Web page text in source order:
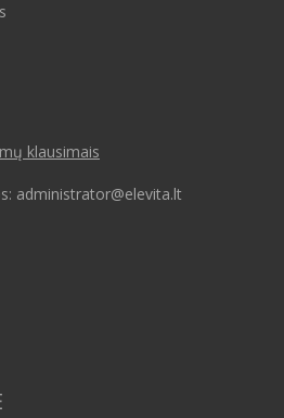
klausimais
administrator@elevita.lt